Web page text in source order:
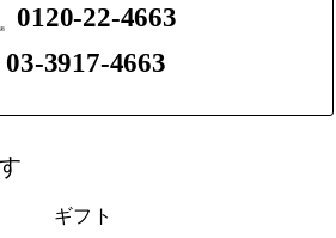
0120-22-4663
03-3917-4663
ギフト